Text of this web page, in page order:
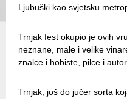
Ljubuški kao svjetsku
Trnjak fest okupio je ovih
neznane, male i velike
znalce i hobiste, pilce i
Trnjak, još do jučer sorta